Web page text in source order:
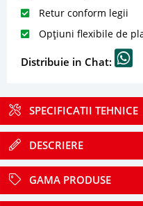
Retur conform legii
Opțiuni flexibile de
Distribuie in Chat:
SPECIFICATII TEHNICE
DESCRIERE
GAMA PRODUSE